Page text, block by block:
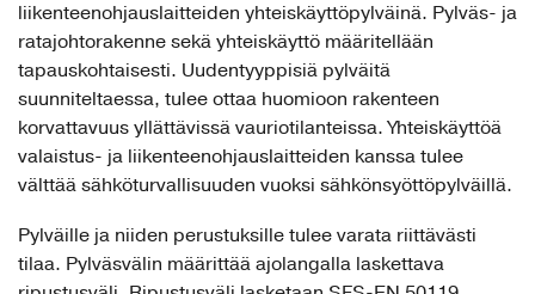
liikenteenohjauslaitteiden yhteiskäyttöpylväinä. Pylväs- ja
ratajohtorakenne sekä yhteiskäyttö määritellään
tapauskohtaisesti. Uudentyyppisiä pylväitä
suunniteltaessa, tulee ottaa huomioon rakenteen
korvattavuus yllättävissä vauriotilanteissa. Yhteiskäyttöä
valaistus- ja liikenteenohjauslaitteiden kanssa tulee
välttää sähköturvallisuuden vuoksi sähkönsyöttöpylväillä.
Pylväille ja niiden perustuksille tulee varata riittävästi
tilaa. Pylväsvälin määrittää ajolangalla laskettava